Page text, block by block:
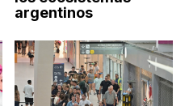
argentinos